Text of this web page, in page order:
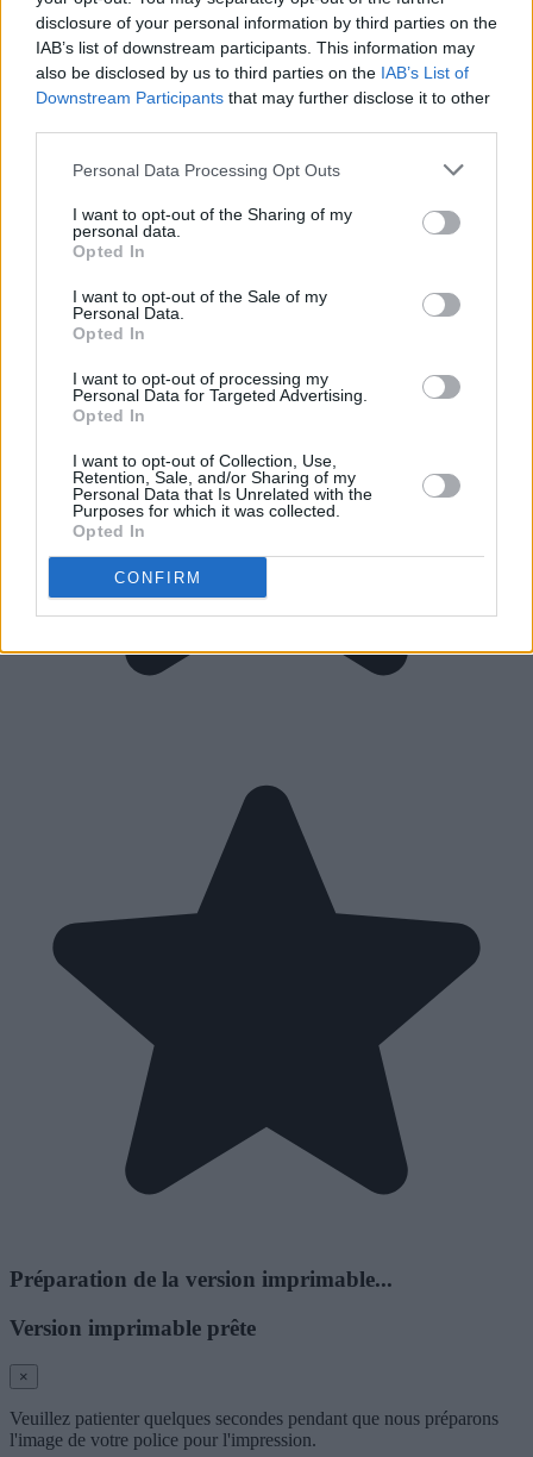
disclosure of your personal information by third parties on the
IAB’s list of downstream participants. This information may
also be disclosed by us to third parties on the IAB’s List of
Downstream Participants that may further disclose it to other
Personal Data Processing Opt Outs
I want to opt-out of the Sharing of my
personal data.
Opted In
I want to opt-out of the Sale of my
Personal Data.
Opted In
I want to opt-out of processing my
Personal Data for Targeted Advertising.
Opted In
I want to opt-out of Collection, Use,
Retention, Sale, and/or Sharing of my
Personal Data that Is Unrelated with the
Purposes for which it was collected.
Opted In
CONFIRM
Préparation de la version imprimable...
Version imprimable prête
×
Veuillez patienter quelques secondes pendant que nous préparons
l'image de votre police pour l'impression.